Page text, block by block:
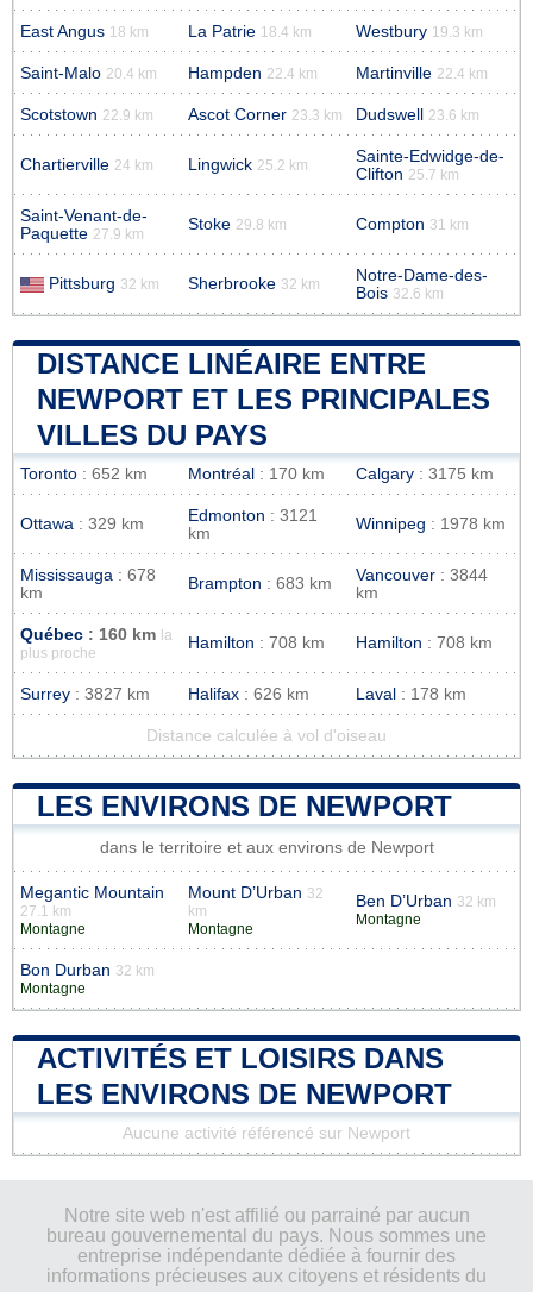
East Angus 18 km La Patrie 18.4 km Westbury 19.3 km
Saint-Malo 20.4 km Hampden 22.4 km Martinville 22.4 km
Scotstown 22.9 km Ascot Corner 23.3 km Dudswell 23.6 km
Chartierville 24 km Lingwick 25.2 km
Sainte-Edwidge-de-
Clifton 25.7 km
Saint-Venant-de-
Paquette 27.9 km
Stoke 29.8 km Compton 31 km
Pittsburg 32 km Sherbrooke 32 km
Notre-Dame-des-
Bois 32.6 km
DISTANCE LINÉAIRE ENTRE
NEWPORT ET LES PRINCIPALES
VILLES DU PAYS
Toronto : 652 km Montréal : 170 km Calgary : 3175 km
Ottawa : 329 km Edmonton : 3121
km
Winnipeg : 1978 km
Mississauga : 678
km
Brampton : 683 km Vancouver : 3844
km
Québec : 160 km
la
plus proche
Hamilton : 708 km Hamilton : 708 km
Surrey : 3827 km Halifax : 626 km Laval : 178 km
Distance calculée à vol d'oiseau
LES ENVIRONS DE NEWPORT
dans le territoire et aux environs de Newport
Megantic Mountain
27.1 km
Montagne
Mount D’Urban 32
km
Montagne
Ben D’Urban 32 km
Montagne
Bon Durban 32 km
Montagne
ACTIVITÉS ET LOISIRS DANS
LES ENVIRONS DE NEWPORT
Aucune activité référencé sur Newport
Notre site web n'est affilié ou parrainé par aucun
bureau gouvernemental du pays. Nous sommes une
entreprise indépendante dédiée à fournir des
informations précieuses aux citoyens et résidents du